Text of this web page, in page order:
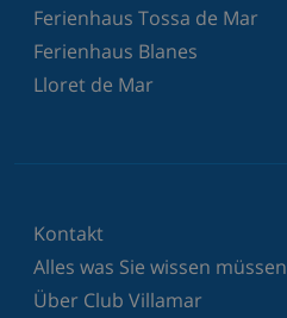
Ferienhaus Tossa de Mar
Ferienhaus Blanes
Lloret de Mar
Kontakt
Alles was Sie wissen müssen
Über Club Villamar